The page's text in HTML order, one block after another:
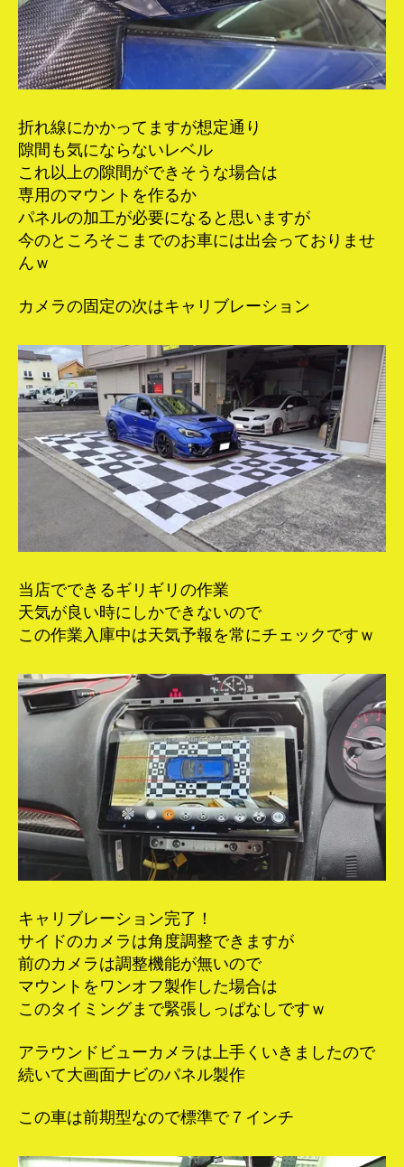
折れ線にかかってますが想定通り
隙間も気にならないレベル
これ以上の隙間ができそうな場合は
専用のマウントを作るか
パネルの加工が必要になると思いますが
今のところそこまでのお車には出会っておりませ
んｗ
カメラの固定の次はキャリブレーション
当店でできるギリギリの作業
天気が良い時にしかできないので
この作業入庫中は天気予報を常にチェックですｗ
キャリブレーション完了！
サイドのカメラは角度調整できますが
前のカメラは調整機能が無いので
マウントをワンオフ製作した場合は
このタイミングまで緊張しっぱなしですｗ
アラウンドビューカメラは上手くいきましたので
続いて大画面ナビのパネル製作
この車は前期型なので標準で７インチ